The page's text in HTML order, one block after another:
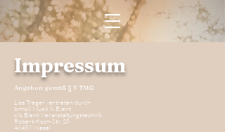
Impressum
Angaben gemäß § 5 TMG
Lisa Treger vertreten durch
b-moll Musik & Event
c/o Blenk Veranstaltungstechnik
Robert-Koch-Str. 28
46487 Wesel